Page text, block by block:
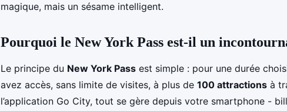
magique, mais un sésame intelligent.
Pourquoi le New York Pass est-il un
Le principe du New York Pass est simple : pour une durée
avez accès, sans limite de visites, à plus de 100 attractions à
l’application Go City, tout se gère depuis votre smartphone -